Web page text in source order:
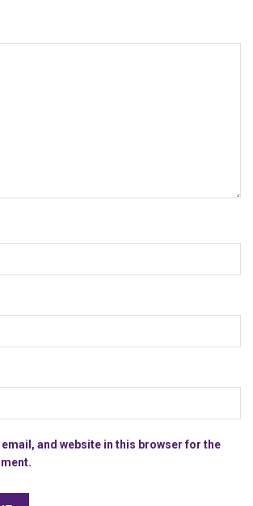
email, and website in this browser for the